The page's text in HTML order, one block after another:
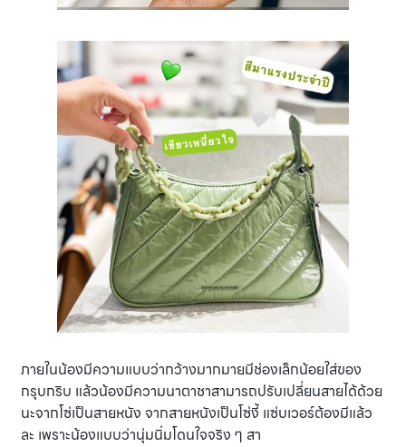
ภายในน้องมีความแบบว่ากว้างมากมายมีช่องเล็กน้อยใส่ของ
กรุบกริบ แล้วน้องมีความนาตาชาสามารถปรับเปลี่ยนสายได้ด้วย
นะจากโซ่เป็นสายหนัง จากสายหนังเป็นโซ่งี้ แซ่บเวอร์ต้องมีแล้ว
ละ เพราะน้องแบบว่านุ่มนิ่มโดนใจจริง ๆ สา